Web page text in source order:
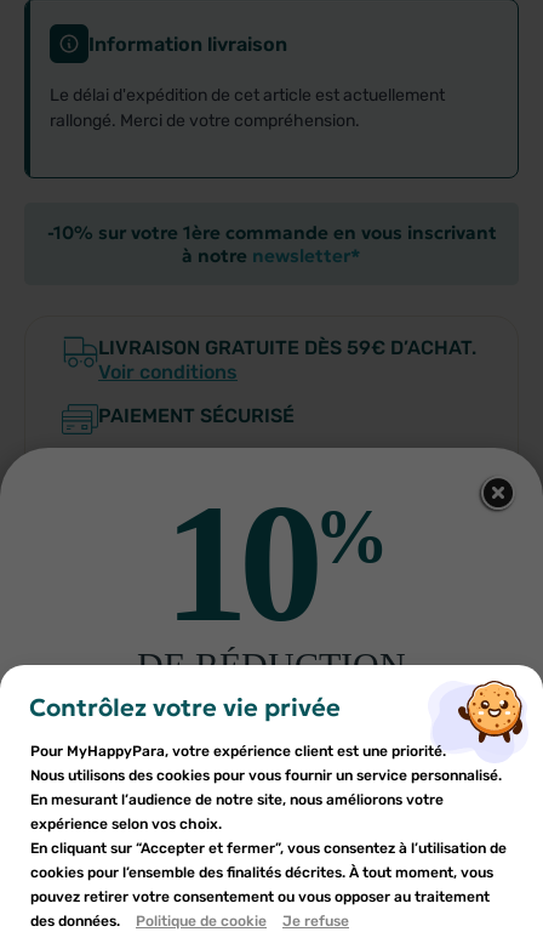
Information livraison
Le délai d'expédition de cet article est actuellement
rallongé. Merci de votre compréhension.
-10% sur votre 1ère commande en vous inscrivant
à notre newsletter*
LIVRAISON GRATUITE DÈS 59€ D’ACHAT.
Voir conditions
PAIEMENT SÉCURISÉ
Indications
Conditions d'utilisation
Composition
Ajouter à ma liste d'envies ×
add_circle_outline
Créer une nouvelle liste
×
Nom de la liste d'envies
Annuler
Créer une liste d'envies
×
Vous devez être connecté pour ajouter des produits à votre
liste d'envies.
Annuler
Connexion
Contrôlez votre vie privée
Pour MyHappyPara, votre expérience client est une priorité.
Nous utilisons des cookies pour vous fournir un service personnalisé.
En mesurant l’audience de notre site, nous améliorons votre
expérience selon vos choix.
En cliquant sur “Accepter et fermer”, vous consentez à l’utilisation de
cookies pour l’ensemble des finalités décrites. À tout moment, vous
pouvez retirer votre consentement ou vous opposer au traitement
des données.
Politique de cookie Je refuse
10%
DE RÉDUCTION
sur votre première commande
Inscrivez-vous à notre newsletter et profitez
d'une réduction sur votre première commande*
En soumettant ce formulaire, j'accepte que les
informations saisies soient utilisées dans le cadre de